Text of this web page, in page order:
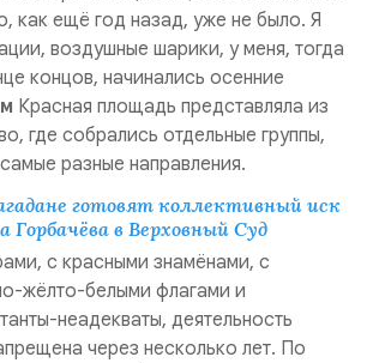
как ещё год назад, уже не было. Я
воздушные шарики, у меня, тогда
концов, начинались осенние
Красная площадь представляла из
где собрались отдельные группы,
разные направления.
готовят коллективный иск
в Верховный Суд
с красными знамёнами, с
жёлто-белыми флагами и
неадекваты, деятельность
через несколько лет. По